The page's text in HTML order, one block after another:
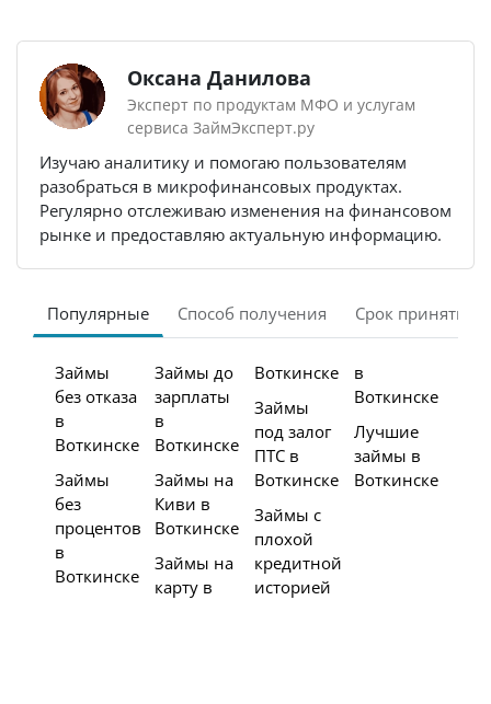
Оксана Данилова
Эксперт по продуктам МФО и услугам
сервиса ЗаймЭксперт.ру
Изучаю аналитику и помогаю пользователям
разобраться в микрофинансовых продуктах.
Регулярно отслеживаю изменения на финансовом
рынке и предоставляю актуальную информацию.
Популярные Способ получения Срок принятия
Займы
без отказа
в
Воткинске
Займы
без
процентов
в
Воткинске
Займы до
зарплаты
в
Воткинске
Займы на
Киви в
Воткинске
Займы на
карту в
Воткинске
Займы
под залог
ПТС в
Воткинске
Займы с
плохой
кредитной
историей
в
Воткинске
Лучшие
займы в
Воткинске